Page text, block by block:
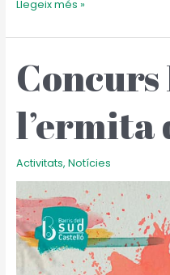
Llegeix més »
l’ermita
Activitats, Notícies
Dibuixa
l’ermita
de
Fadrell